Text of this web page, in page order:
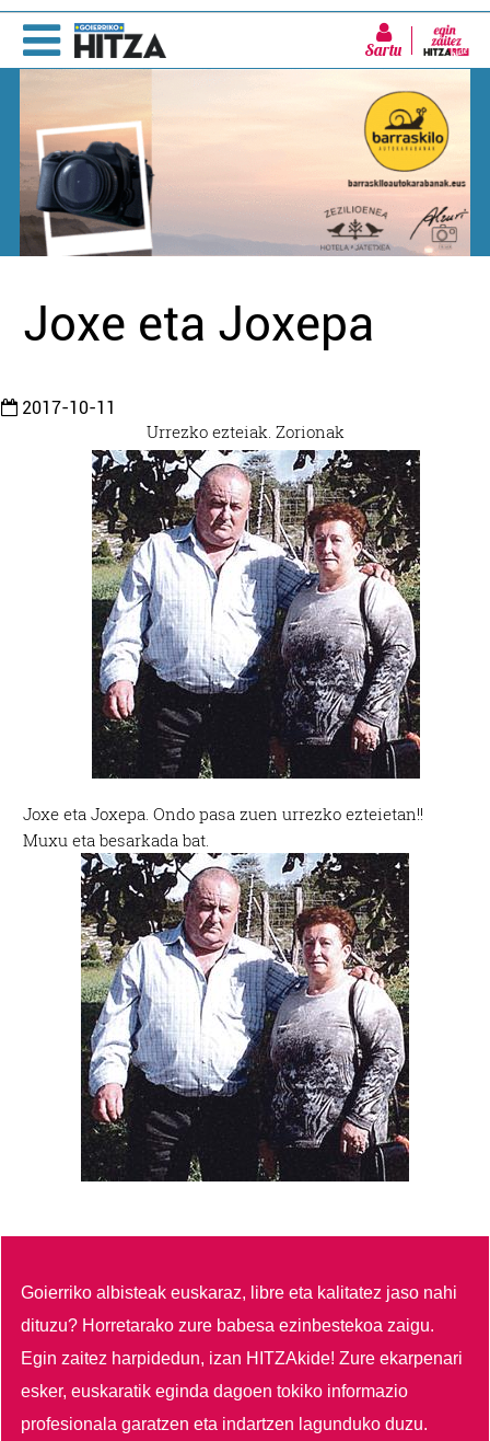
Sartu
Joxe eta Joxepa
2017-10-11
Urrezko ezteiak. Zorionak
Joxe eta Joxepa. Ondo pasa zuen urrezko ezteietan!!
Muxu eta besarkada bat.
Goierriko albisteak euskaraz, libre eta kalitatez jaso nahi
dituzu? Horretarako zure babesa ezinbestekoa zaigu.
Egin zaitez harpidedun, izan HITZAkide!Zure ekarpenari
esker, euskaratik eginda dagoen tokiko informazio
profesionala garatzen eta indartzen lagunduko duzu.